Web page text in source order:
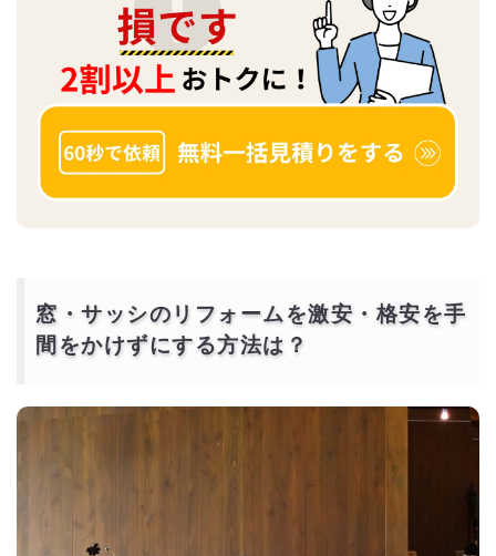
窓・サッシのリフォームを激安・格安を手
間をかけずにする方法は？